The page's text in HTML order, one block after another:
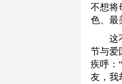
不想将
色、最
这不
节与爱
疾呼：
友，我